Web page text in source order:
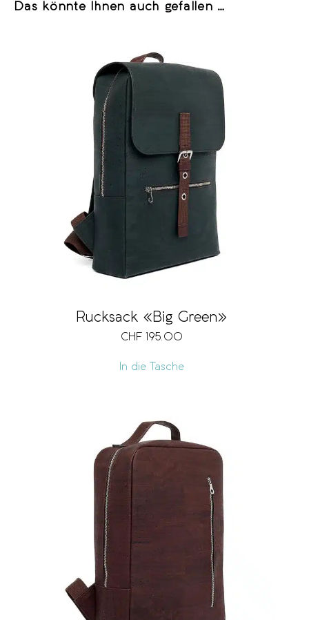
Das könnte Ihnen auch gefallen …
Rucksack «Big Green»
CHF 195.00
In die Tasche